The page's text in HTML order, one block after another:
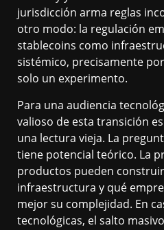
jurisdicción arma reglas
otro modo: la regulación
stablecoins como
sistémico, precisamente
solo un experimento.
Para una audiencia
valioso de esta transición
una lectura vieja. La
tiene potencial teórico. La
productos pueden
infraestructura y qué
mejor su complejidad. En
tecnológicas, el salto